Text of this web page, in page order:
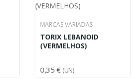
MARCAS VARIADAS
TORIX LEBANOID
(VERMELHOS)
0,35 € (UN)